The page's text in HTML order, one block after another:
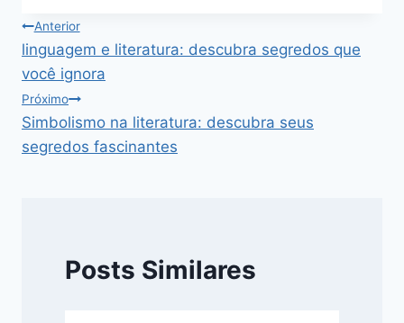
Navegação
de
Post
Anterior
linguagem e literatura: descubra segredos que
você ignora
Próximo
Simbolismo na literatura: descubra seus
segredos fascinantes
Posts Similares